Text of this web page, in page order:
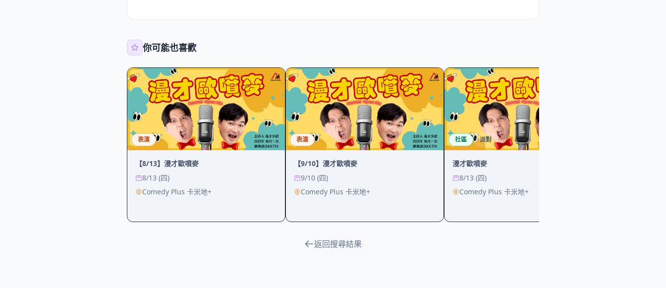
你可能也喜歡
表演
【8/13】漫才歐噴麥
8/13 (四)
Comedy Plus 卡米地+
表演
【9/10】漫才歐噴麥
9/10 (四)
Comedy Plus 卡米地+
社區 派對
漫才歐噴麥
8/13 (四)
Comedy Plus 卡米地+
返回搜尋結果